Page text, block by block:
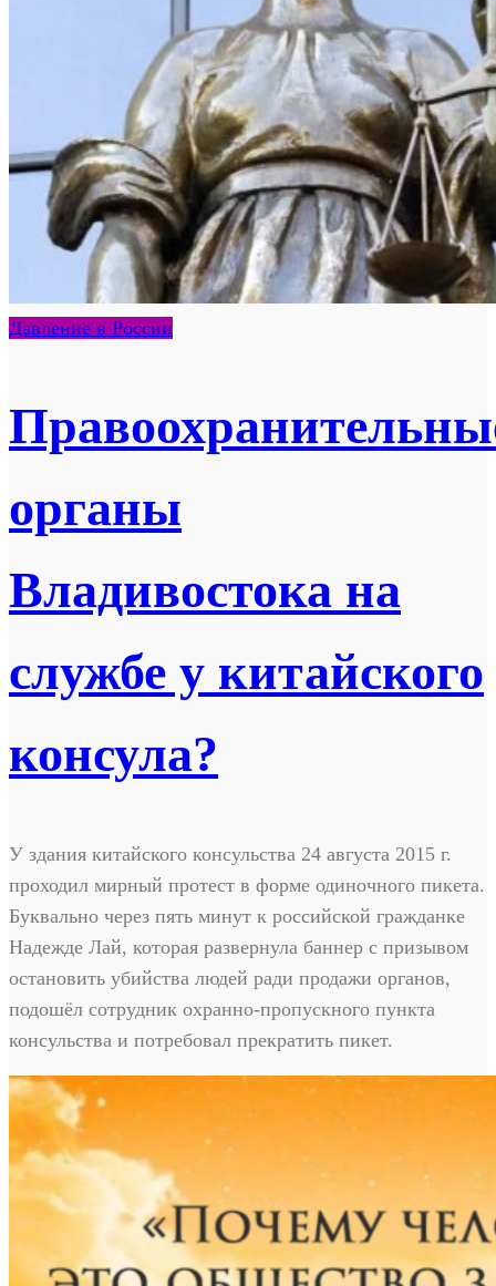
Давление в России
органы
Владивостока на
службе у китайского
консула?
У здания китайского консульства 24 августа 2015 г.
проходил мирный протест в форме одиночного пикета.
Буквально через пять минут к российской гражданке
Надежде Лай, которая развернула баннер с призывом
остановить убийства людей ради продажи органов,
подошёл сотрудник охранно-пропускного пункта
консульства и потребовал прекратить пикет.